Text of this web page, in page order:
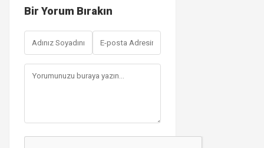
Bir Yorum Bırakın